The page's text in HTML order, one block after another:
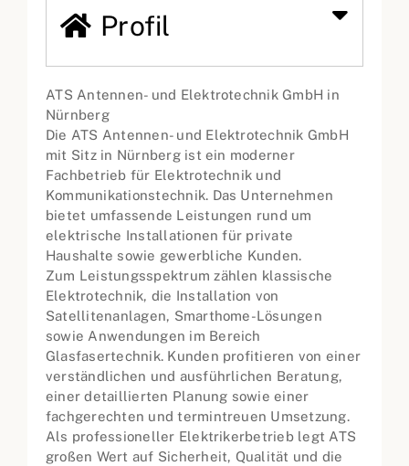
Profil
ATS Antennen- und Elektrotechnik GmbH in
Nürnberg
Die ATS Antennen- und Elektrotechnik GmbH
mit Sitz in Nürnberg ist ein moderner
Fachbetrieb für Elektrotechnik und
Kommunikationstechnik. Das Unternehmen
bietet umfassende Leistungen rund um
elektrische Installationen für private
Haushalte sowie gewerbliche Kunden.
Zum Leistungsspektrum zählen klassische
Elektrotechnik, die Installation von
Satellitenanlagen, Smarthome-Lösungen
sowie Anwendungen im Bereich
Glasfasertechnik. Kunden profitieren von einer
verständlichen und ausführlichen Beratung,
einer detaillierten Planung sowie einer
fachgerechten und termintreuen Umsetzung.
Als professioneller Elektrikerbetrieb legt ATS
großen Wert auf Sicherheit, Qualität und die